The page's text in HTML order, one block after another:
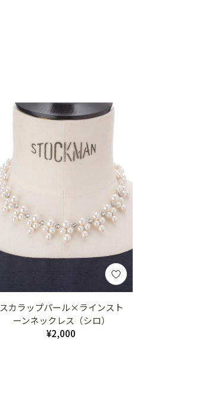
スカラップパール×ラインスト
ーンネックレス（シロ）
¥2,000